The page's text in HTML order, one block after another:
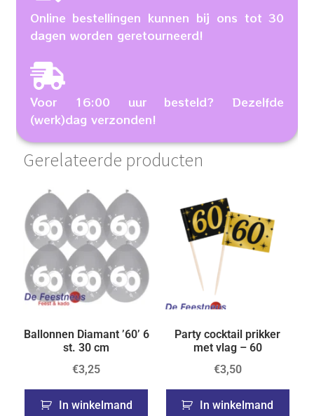
Online bestellingen kunnen bij ons tot 30
dagen worden geretourneerd!
Voor 16:00 uur besteld? Dezelfde
(werk)dag verzonden!
Gerelateerde producten
Ballonnen Diamant ’60’ 6
st. 30 cm
€3,25
In winkelmand
Party cocktail prikker
met vlag – 60
€3,50
In winkelmand